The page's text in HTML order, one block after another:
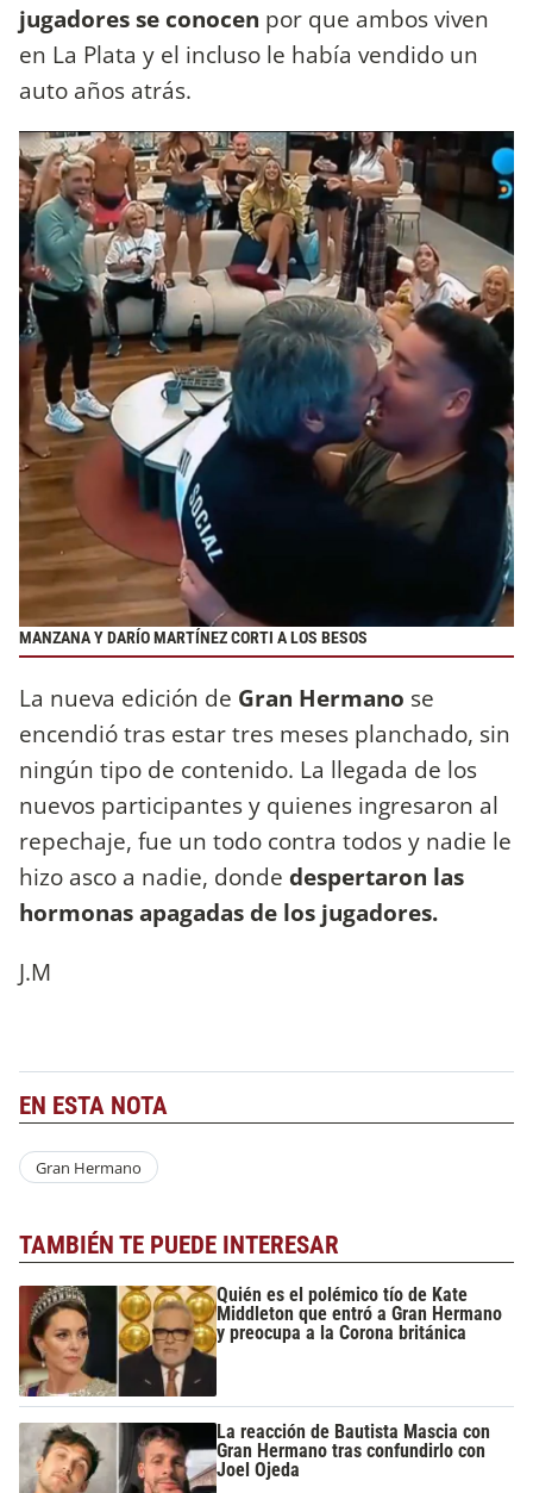
jugadores se conocen por que ambos viven
en La Plata y el incluso le había vendido un
auto años atrás.
MANZANA Y DARÍO MARTÍNEZ CORTI A LOS BESOS
La nueva edición de Gran Hermano se
encendió tras estar tres meses planchado, sin
ningún tipo de contenido. La llegada de los
nuevos participantes y quienes ingresaron al
repechaje, fue un todo contra todos y nadie le
hizo asco a nadie, donde despertaron las
hormonas apagadas de los jugadores.
J.M
EN ESTA NOTA
Gran Hermano
TAMBIÉN TE PUEDE INTERESAR
Quién es el polémico tío de Kate
Middleton que entró a Gran Hermano
y preocupa a la Corona británica
La reacción de Bautista Mascia con
Gran Hermano tras confundirlo con
Joel Ojeda